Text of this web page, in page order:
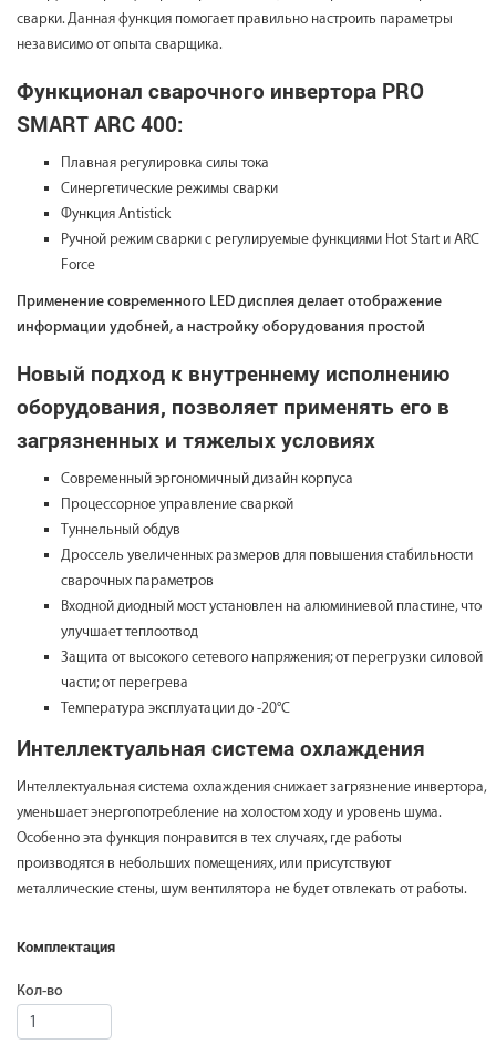
сварки. Данная функция помогает правильно настроить параметры
независимо от опыта сварщика.
Функционал сварочного инвертора PRO
SMART ARC 400:
Плавная регулировка силы тока
Синергетические режимы сварки
Функция Antistick
Ручной режим сварки с регулируемые функциями Hot Start и ARC
Force
Применение современного LED дисплея делает отображение
информации удобней, а настройку оборудования простой
Новый подход к внутреннему исполнению
оборудования, позволяет применять его в
загрязненных и тяжелых условиях
Современный эргономичный дизайн корпуса
Процессорное управление сваркой
Туннельный обдув
Дроссель увеличенных размеров для повышения стабильности
сварочных параметров
Входной диодный мост установлен на алюминиевой пластине, что
улучшает теплоотвод
Защита от высокого сетевого напряжения; от перегрузки силовой
части; от перегрева
Температура эксплуатации до -20°С
Интеллектуальная система охлаждения
Интеллектуальная система охлаждения снижает загрязнение инвертора,
уменьшает энергопотребление на холостом ходу и уровень шума.
Особенно эта функция понравится в тех случаях, где работы
производятся в небольших помещениях, или присутствуют
металлические стены, шум вентилятора не будет отвлекать от работы.
Комплектация
Кол-во